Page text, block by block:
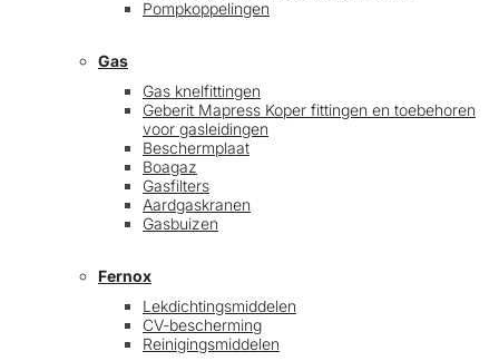
Pompkoppelingen
Gas
Gas knelfittingen
Geberit Mapress Koper fittingen en toebehoren
voor gasleidingen
Beschermplaat
Boagaz
Gasfilters
Aardgaskranen
Gasbuizen
Fernox
Lekdichtingsmiddelen
CV-bescherming
Reinigingsmiddelen